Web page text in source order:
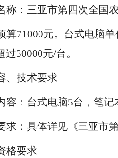
称： 三亚市第四次全国
算71000元。台式电脑
过30000元/台。
、 技术要求
容：台式电脑5台，笔记
求：具体详见《三亚市
格要求